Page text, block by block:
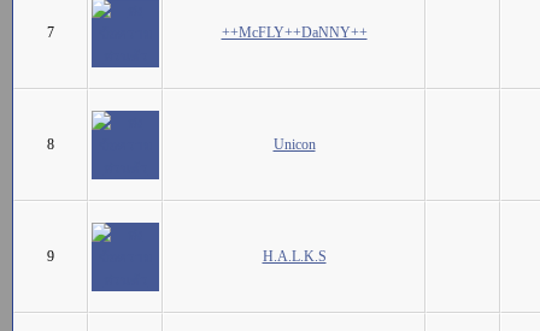
7 ++McFLY++DaNNY++
8 Unicon
9 H.A.L.K.S